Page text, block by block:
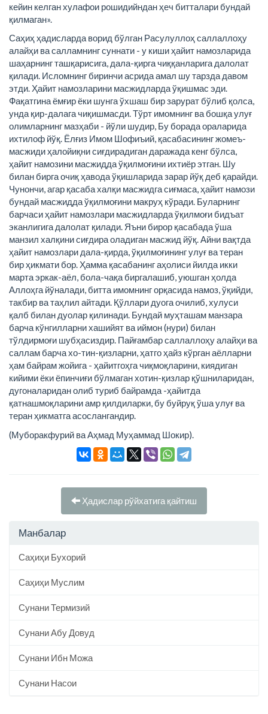
кейин келган хулафои рошидийндан ҳеч битталари бундай
қилмаган».
Саҳиҳ ҳадисларда ворид бўлган Расулуллоҳ саллаллоҳу
алайҳи ва салламнинг суннати - у киши ҳайит намозларида
шаҳарнинг ташқарисига, дала-қирга чиққанларига далолат
қилади. Исломнинг биринчи асрида амал шу тарзда давом
этди. Ҳайит намозларини масжидларда ўқишмас эди.
Фақатгина ёмғир ёки шунга ўхшаш бир зарурат бўлиб қолса,
унда қир-далага чиқишмасди. Тўрт имомнинг ва бошқа улуғ
олимларнинг мазҳаби - йўли шудир, Бу борада ораларида
ихтилоф йўқ. Ёлғиз Имом Шофиъий, қасабасининг жомеъ-
масжиди ҳалойиқни сиғдирадиган даражада кенг бўлса,
ҳайит намозини масжидда ўқилмоғини ихтиёр этган. Шу
билан бирга очиқ ҳавода ўқишларида зарар йўқ деб қарайди.
Чунончи, агар қасаба халқи масжидга сиғмаса, ҳайит намози
бундай масжидда ўқилмоғини макруҳ кўради. Буларнинг
барчаси ҳайит намозлари масжидларда ўқилмоғи бидъат
эканлигига далолат қилади. Яъни бирор қасабада ўша
манзил халқини сиғдира оладиган масжид йўқ. Айни вақтда
ҳайит намозлари дала-қирда, ўқилмоғининг улуғ ва теран
бир ҳикмати бор. Ҳамма қасабанинг аҳолиси йилда икки
марта эркак-аёл, бола-чақа биргалашиб, уюшган ҳолда
Аллоҳга йўналади, битта имомнинг орқасида намоз, ўқийди,
такбир ва таҳлил айтади. Қўллари дуога очилиб, хулуси
қалб билан дуолар қилинади. Бундай муҳташам манзара
барча кўнгилларни хашийят ва иймон (нури) билан
тўлдирмоғи шубҳасиздир. Пайғамбар саллаллоҳу алайҳи ва
саллам барча хо-тин-қизларни, ҳатго ҳайз кўрган аёлларни
ҳам байрам жойига - ҳайитгоҳга чиқмоқларини, киядиган
кийими ёки ёпинчиғи бўлмаган хотин-қизлар қўшниларидан,
дугоналаридан олиб туриб байрамда -ҳайитда
қатнашмоқларини амр қилдиларки, бу буйруқ ўша улуғ ва
теран ҳикматга асослангандир.
(Муборакфурий ва Аҳмад Муҳаммад Шокир).
Ҳадислар рўйхатига қайтиш
Манбалар
Саҳиҳи Бухорий
Саҳиҳи Муслим
Сунани Термизий
Сунани Абу Довуд
Сунани Ибн Можа
Сунани Насои